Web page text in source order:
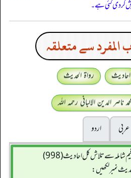
کر دی گئی ہے۔
سے متعلقہ
احادیث
رواۃ الحدیث
الدین الالبانی رحمہ اللہ
عربی
اردو
شاملہ سے تلاش کل احادیث (998)
نمبر لکھیں: